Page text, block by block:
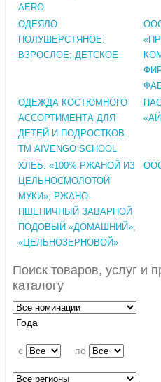
AERO
ОДЕЯЛО
ПОЛУШЕРСТЯНОЕ:
ВЗРОСЛОЕ; ДЕТСКОЕ
ОДЕЖДА КОСТЮМНОГО
АССОРТИМЕНТА ДЛЯ
ДЕТЕЙ И ПОДРОСТКОВ.
ТМ AIVENGO SCHOOL
ХЛЕБ: «100% РЖАНОЙ ИЗ
ЦЕЛЬНОСМОЛОТОЙ
МУКИ», РЖАНО-
ПШЕНИЧНЫЙ ЗАВАРНОЙ
ПОДОВЫЙ «ДОМАШНИЙ»,
«ЦЕЛЬНОЗЕРНОВОЙ»
Поиск товаров, услуг и
каталогу
Года
c по